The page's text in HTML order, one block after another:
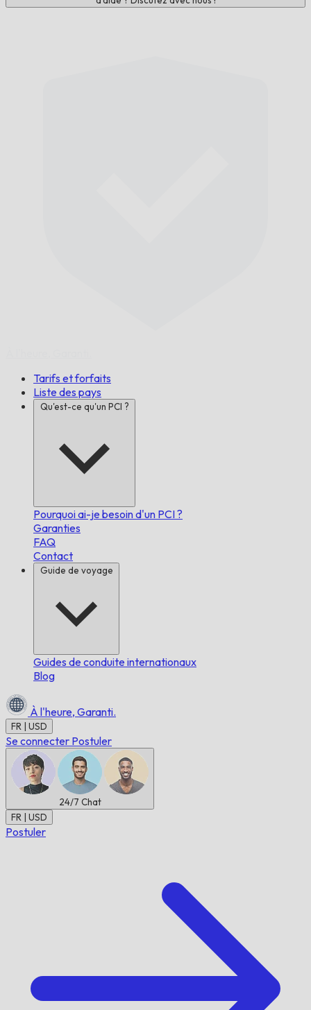
Tarifs et forfaits
Liste des pays
Qu'est-ce qu'un PCI ?
Pourquoi ai-je besoin d'un PCI ?
Garanties
FAQ
Contact
Guide de voyage
Guides de conduite internationaux
Blog
À l'heure, Garanti.
FR | USD
Se connecter Postuler
24/7 Chat
FR | USD
Postuler